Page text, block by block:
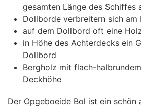
gesamten Länge des Schiffes
Dollborde verbreitern sich am
auf dem Dollbord oft eine
in Höhe des Achterdecks ein
Dollbord
Bergholz mit flach-
Deckhöhe
Der Opgeboeide Bol ist ein schön